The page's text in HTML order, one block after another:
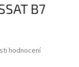
B7
hodnocení